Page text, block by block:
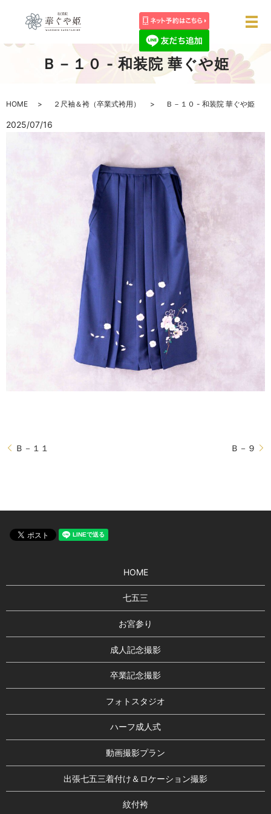
メ
Ｂ－１０ - 和装院 華ぐや姫
HOME ２尺袖＆袴（卒業式袴用） Ｂ－１０ - 和装院 華ぐや姫
2025/07/16
Ｂ－１１ Ｂ－９
HOME
七五三
お宮参り
成人記念撮影
卒業記念撮影
フォトスタジオ
ハーフ成人式
動画撮影プラン
出張七五三着付け＆ロケーション撮影
紋付袴